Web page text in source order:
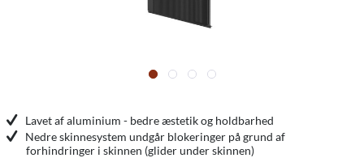
Lavet af aluminium - bedre æstetik og holdbarhed
Nedre skinnesystem undgår blokeringer på grund af
forhindringer i skinnen (glider under skinnen)